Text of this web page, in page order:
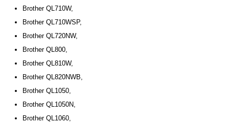
Brother QL710W,
Brother QL710WSP,
Brother QL720NW,
Brother QL800,
Brother QL810W,
Brother QL820NWB,
Brother QL1050,
Brother QL1050N,
Brother QL1060,